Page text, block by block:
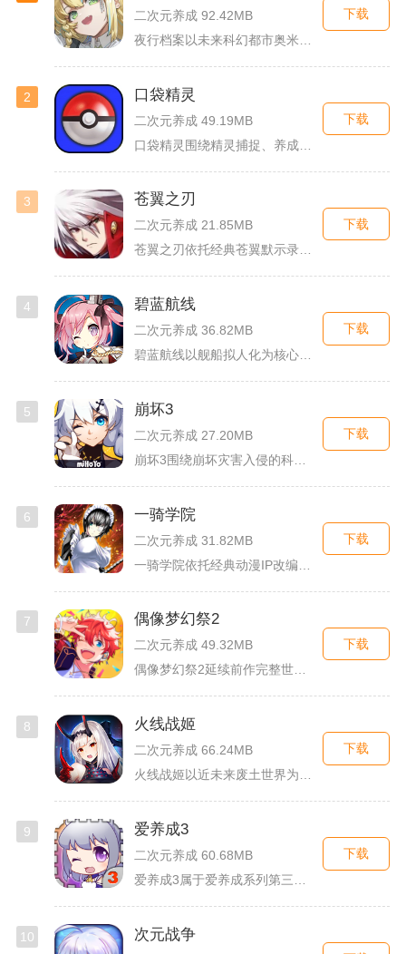
二次元养成 92.42MB
下载
2 口袋精灵
二次元养成 49.19MB
下载
3 苍翼之刃
二次元养成 21.85MB
苍翼之刃依托经典苍翼默示录IP打造横版指尖格斗手游，完整收录...
下载
4 碧蓝航线
二次元养成 36.82MB
下载
5 崩坏3
二次元养成 27.20MB
下载
6 一骑学院
二次元养成 31.82MB
下载
7 偶像梦幻祭2
二次元养成 49.32MB
偶像梦幻祭2延续前作完整世界观，玩家以制作人身份陪伴49位少...
下载
8 火线战姬
二次元养成 66.24MB
下载
9 爱养成3
二次元养成 60.68MB
下载
10 次元战争